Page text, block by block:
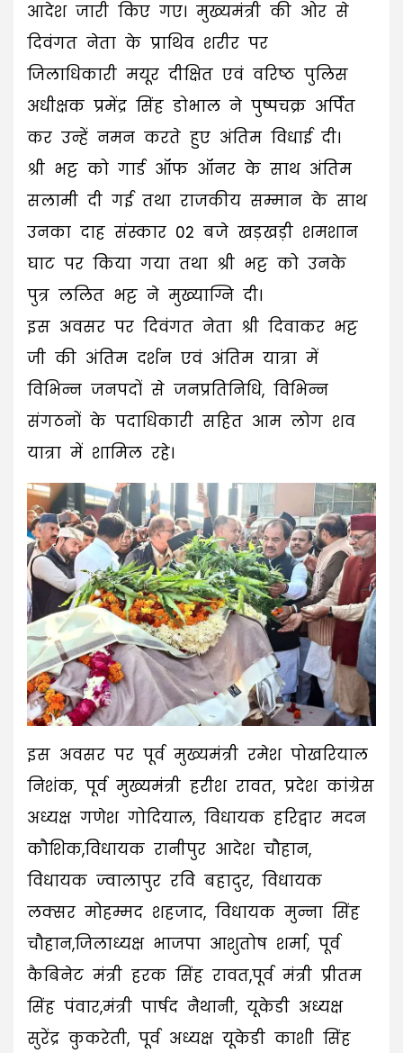
आदेश जारी किए गए। मुख्यमंत्री की ओर से
दिवंगत नेता के प्राथिव शरीर पर
जिलाधिकारी मयूर दीक्षित एवं वरिष्ठ पुलिस
अधीक्षक प्रमेंद्र सिंह डोभाल ने पुष्पचक्र अर्पित
कर उन्हें नमन करते हुए अंतिम विधाई दी।
श्री भट्ट को गार्ड ऑफ ऑनर के साथ अंतिम
सलामी दी गई तथा राजकीय सम्मान के साथ
उनका दाह संस्कार 02 बजे खड़खड़ी शमशान
घाट पर किया गया तथा श्री भट्ट को उनके
पुत्र ललित भट्ट ने मुख्याग्नि दी।
इस अवसर पर दिवंगत नेता श्री दिवाकर भट्ट
जी की अंतिम दर्शन एवं अंतिम यात्रा में
विभिन्न जनपदों से जनप्रतिनिधि, विभिन्न
संगठनों के पदाधिकारी सहित आम लोग शव
यात्रा में शामिल रहे।
इस अवसर पर पूर्व मुख्यमंत्री रमेश पोखरियाल
निशंक, पूर्व मुख्यमंत्री हरीश रावत, प्रदेश कांग्रेस
अध्यक्ष गणेश गोदियाल, विधायक हरिद्वार मदन
कौशिक,विधायक रानीपुर आदेश चौहान,
विधायक ज्वालापुर रवि बहादुर, विधायक
लक्सर मोहम्मद शहजाद, विधायक मुन्ना सिंह
चौहान,जिलाध्यक्ष भाजपा आशुतोष शर्मा, पूर्व
कैबिनेट मंत्री हरक सिंह रावत,पूर्व मंत्री प्रीतम
सिंह पंवार,मंत्री पार्षद नैथानी, यूकेडी अध्यक्ष
सुरेंद्र कुकरेती, पूर्व अध्यक्ष यूकेडी काशी सिंह